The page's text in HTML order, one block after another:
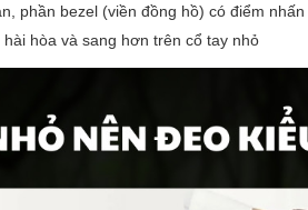
phần bezel (viền đồng hồ) có điểm
hòa và sang hơn trên cổ tay nhỏ